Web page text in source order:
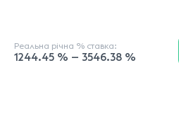
Реальна річна % ставка:
1244.45 % — 3546.38 %